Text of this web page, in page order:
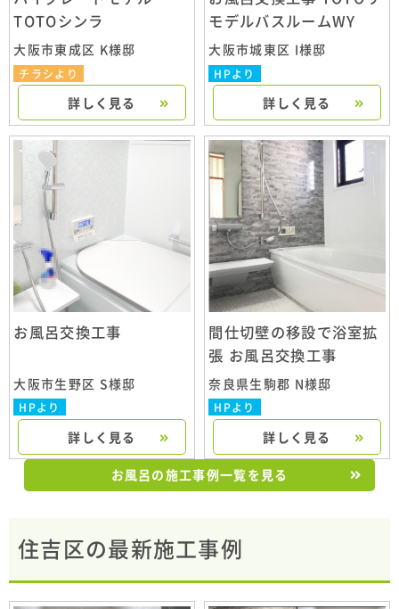
TOTOシンラ
大阪市東成区 K様邸
チラシより
詳しく見る
モデルバスルームWY
大阪市城東区 I様邸
HPより
詳しく見る
お風呂交換工事
大阪市生野区 S様邸
HPより
詳しく見る
間仕切壁の移設で浴室拡
張 お風呂交換工事
奈良県生駒郡 N様邸
HPより
詳しく見る
お風呂の施工事例一覧を見る
住吉区の最新施工事例